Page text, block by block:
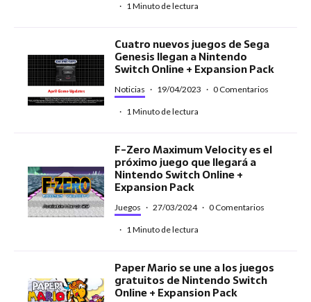
· 1 Minuto de lectura
Cuatro nuevos juegos de Sega
Genesis llegan a Nintendo
Switch Online + Expansion Pack
Noticias · 19/04/2023 · 0 Comentarios
· 1 Minuto de lectura
F-Zero Maximum Velocity es el
próximo juego que llegará a
Nintendo Switch Online +
Expansion Pack
Juegos · 27/03/2024 · 0 Comentarios
· 1 Minuto de lectura
Paper Mario se une a los juegos
gratuitos de Nintendo Switch
Online + Expansion Pack